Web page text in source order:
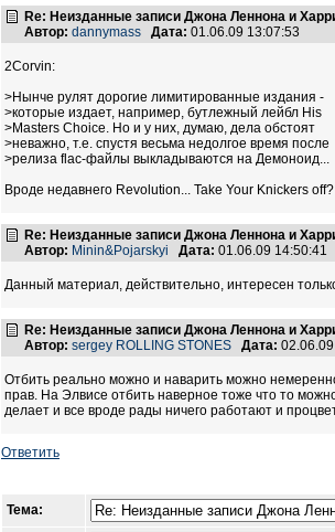
Re: Неизданные записи Джона Леннона и
Автор: dannymass Дата: 01.06.09 13:07:53
2Corvin:
>Нынче рулят дорогие лимитированные издания -
>которые издает, например, бутлежный лейбл His
>Masters Choice. Но и у них, думаю, дела обстоят
>неважно, т.е. спустя весьма недолгое время после
>релиза flac-файлы выкладываются на Демоноид...
Вроде недавнего Revolution... Take Your Knickers
Re: Неизданные записи Джона Леннона и
Автор: Minin&Pojarskyi Дата: 01.06.09 14:50:41
Данный материал, действительно, интересен
Re: Неизданные записи Джона Леннона и
Автор: sergey ROLLING STONES Дата:
Отбить реально можно и наварить можно
прав. На Элвисе отбить наверное тоже что то
делает и все вроде рады ничего работают и
Ответить
Тема: